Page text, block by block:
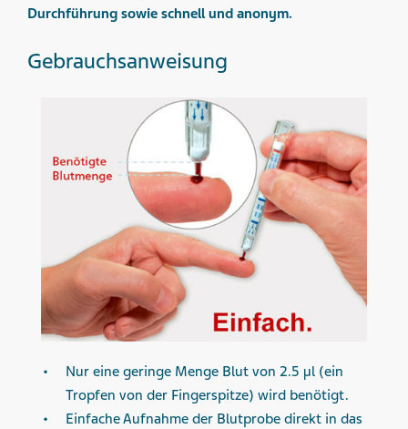
Durchführung sowie schnell und anonym.
Gebrauchsanweisung
Nur eine geringe Menge Blut von 2.5 μl (ein
Tropfen von der Fingerspitze) wird benötigt.
Einfache Aufnahme der Blutprobe direkt in das